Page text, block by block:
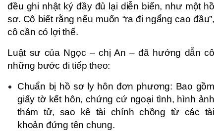
đều ghi nhật ký đầy đủ lại diễn biến, như một hồ
sơ. Cô biết rằng nếu muốn “ra đi ngẩng cao đầu”,
cô cần có lợi thế.
Luật sư của Ngọc – chị An – đã hướng dẫn cô
những bước đi tiếp theo:
Chuẩn bị hồ sơ ly hôn đơn phương: Bao gồm
giấy tờ kết hôn, chứng cứ ngoại tình, hình ảnh
thám tử, sao kê tài chính chồng từ các tài
khoản đứng tên chung.